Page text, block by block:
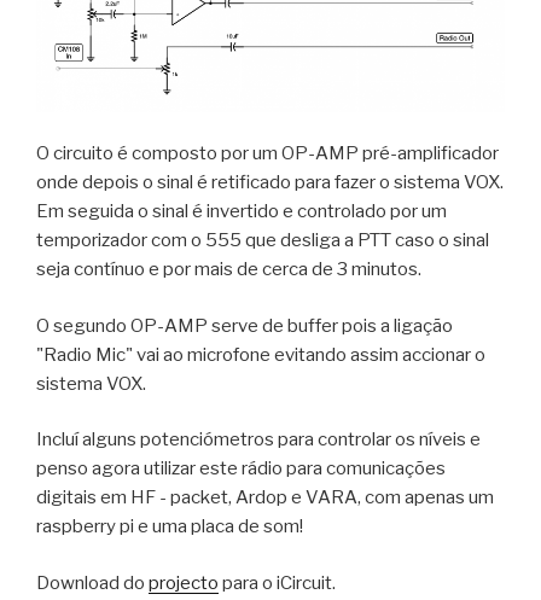
O circuito é composto por um OP-AMP pré-amplificador
onde depois o sinal é retificado para fazer o sistema VOX.
Em seguida o sinal é invertido e controlado por um
temporizador com o 555 que desliga a PTT caso o sinal
seja contínuo e por mais de cerca de 3 minutos.
O segundo OP-AMP serve de buffer pois a ligação
"Radio Mic" vai ao microfone evitando assim accionar o
sistema VOX.
Incluí alguns potenciómetros para controlar os níveis e
penso agora utilizar este rádio para comunicações
digitais em HF - packet, Ardop e VARA, com apenas um
raspberry pi e uma placa de som!
Download do projecto para o iCircuit.